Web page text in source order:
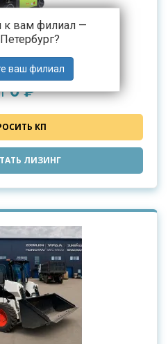
вам филиал —
?
серии HD
0 ₽
КП
ЛИЗИНГ